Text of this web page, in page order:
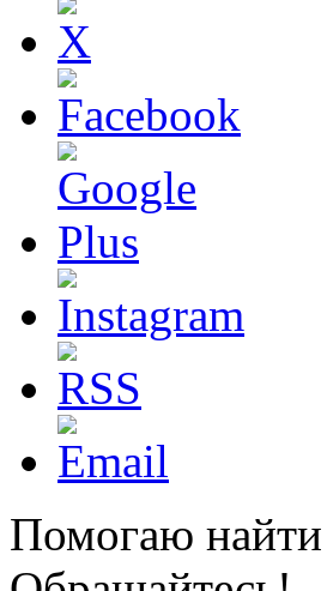
Помогаю найти